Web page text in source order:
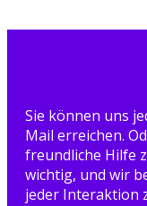
Sie können uns
Mail erreichen.
freundliche Hilfe
wichtig, und wir
jeder Interaktion